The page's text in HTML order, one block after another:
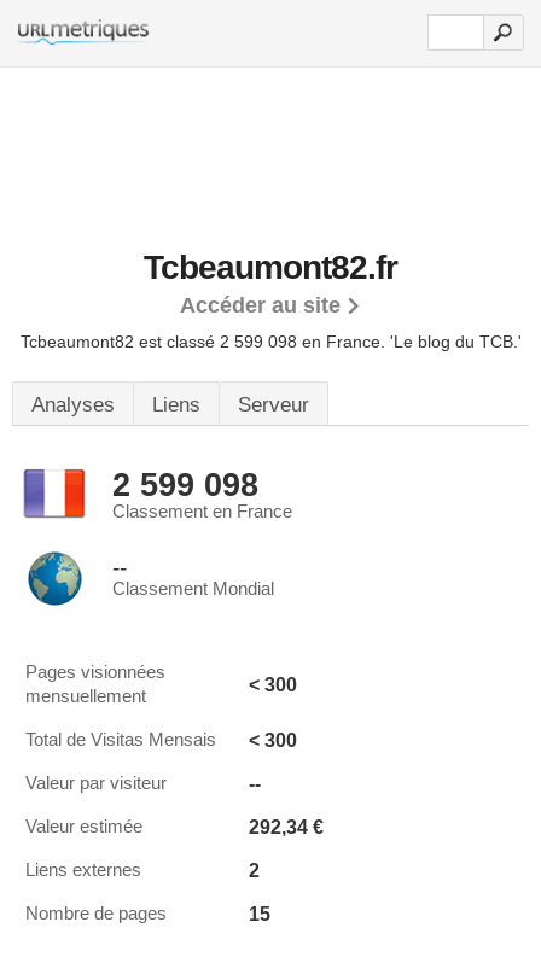
Tcbeaumont82.fr
Accéder au site
Tcbeaumont82 est classé 2 599 098 en France. 'Le blog du TCB.'
Analyses Liens Serveur
2 599 098
Classement en France
--
Classement Mondial
Pages visionnées
mensuellement
< 300
Total de Visitas Mensais < 300
Valeur par visiteur --
Valeur estimée 292,34 €
Liens externes 2
Nombre de pages 15